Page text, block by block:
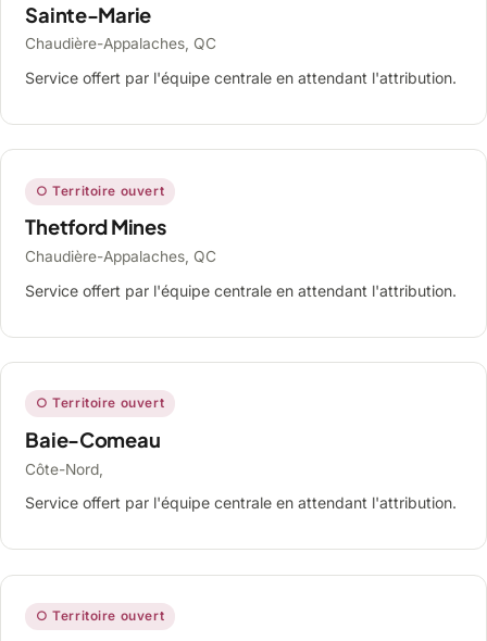
Sainte-Marie
Chaudière-Appalaches, QC
Service offert par l'équipe centrale en attendant l'attribution.
○ Territoire ouvert
Thetford Mines
Chaudière-Appalaches, QC
Service offert par l'équipe centrale en attendant l'attribution.
○ Territoire ouvert
Baie-Comeau
Côte-Nord,
Service offert par l'équipe centrale en attendant l'attribution.
○ Territoire ouvert